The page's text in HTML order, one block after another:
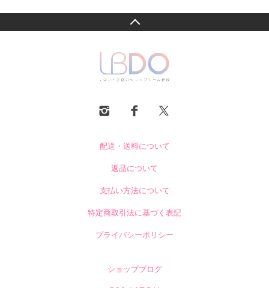
配送・送料について
返品について
支払い方法について
特定商取引法に基づく表記
プライバシーポリシー
ショップブログ